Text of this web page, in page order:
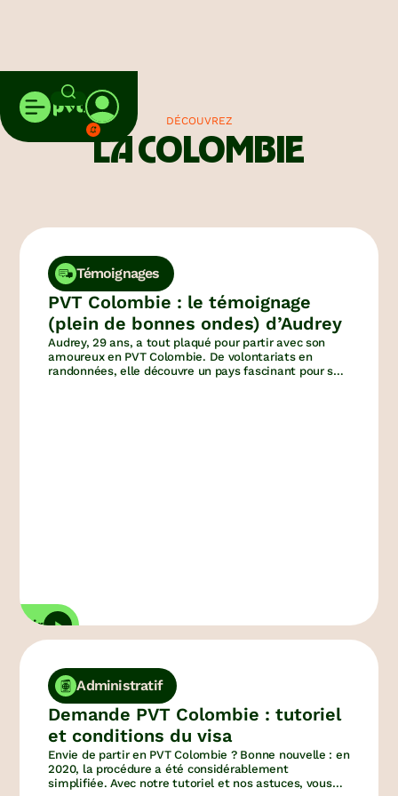
DÉCOUVREZ
LA COLOMBIE
Témoignages
PVT Colombie : le témoignage
(plein de bonnes ondes) d’Audrey
Audrey, 29 ans, a tout plaqué pour partir avec son
amoureux en PVT Colombie. De volontariats en
randonnées, elle découvre un pays fascinant pour ses
Administratif
Demande PVT Colombie : tutoriel
et conditions du visa
Envie de partir en PVT Colombie ? Bonne nouvelle : en
2020, la procédure a été considérablement
simplifiée. Avec notre tutoriel et nos astuces, vous